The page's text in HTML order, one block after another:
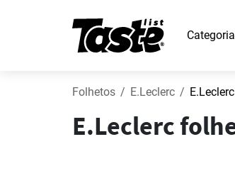
Folhetos E.Leclerc
E.Leclerc